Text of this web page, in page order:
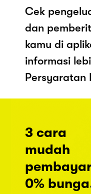
Cek
dan
kamu di
informasi
Persyaratan
3 cara
mudah
0%